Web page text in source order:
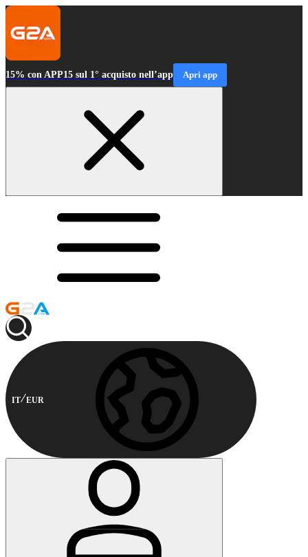
15% con APP15 sul 1° acquisto nell’app Apri app
IT EUR